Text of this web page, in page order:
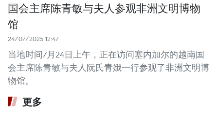
国会主席陈青敏与夫人参观非洲文明博物
馆
24/07/2025 12:47
当地时间7月24日上午，正在访问塞内加尔的越南国
会主席陈青敏与夫人阮氏青娥一行参观了非洲文明博
物馆。
更多